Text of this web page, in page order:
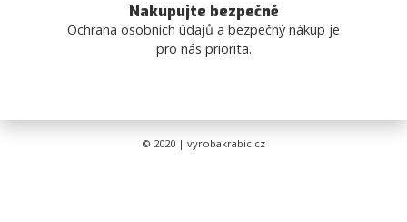
Nakupujte bezpečně
Ochrana osobních údajů a bezpečný nákup je
pro nás priorita.
© 2020 | vyrobakrabic.cz